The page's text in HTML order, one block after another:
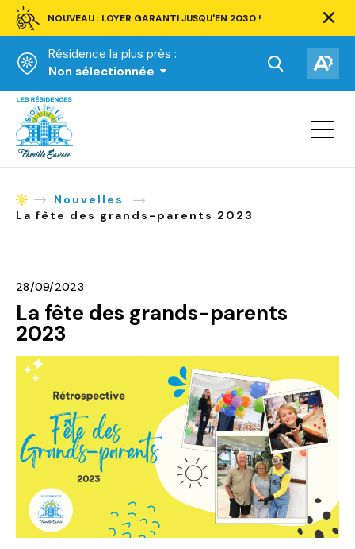
NOUVEAU : LOYER GARANTI JUSQU'EN 2030 !
barre
Résidence la plus près :
Non sélectionnée
Ouvrir
la
recherche.
la
Accueil
Ouvrir
la
AccueilNouvelles
La fête des grands-parents 2023
28/09/2023
La fête des grands-parents
2023